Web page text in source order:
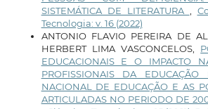
SISTEMÁTICA DE LITERATURA ,
Tecnologia: v. 16 (2022)
ANTONIO FLAVIO PEREIRA DE
HERBERT LIMA VASCONCELOS,
EDUCACIONAIS E O IMPACTO
PROFISSIONAIS DA
NACIONAL DE EDUCAÇÃO E AS
ARTICULADAS NO PERIODO DE